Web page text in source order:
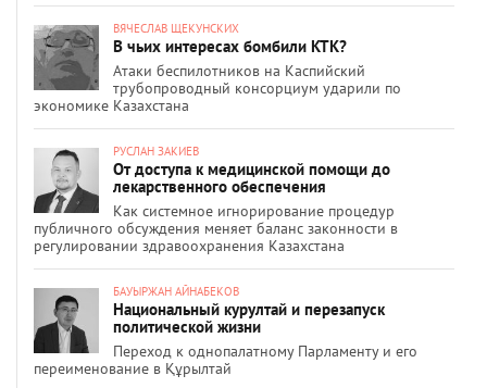
ВЯЧЕСЛАВ ЩЕКУНСКИХ
В чьих интересах бомбили КТК?
Атаки беспилотников на Каспийский
трубопроводный консорциум ударили по
экономике Казахстана
РУСЛАН ЗАКИЕВ
От доступа к медицинской помощи до
лекарственного обеспечения
Как системное игнорирование процедур
публичного обсуждения меняет баланс законности в
регулировании здравоохранения Казахстана
БАУЫРЖАН АЙНАБЕКОВ
Национальный курултай и перезапуск
политической жизни
Переход к однопалатному Парламенту и его
переименование в Құрылтай